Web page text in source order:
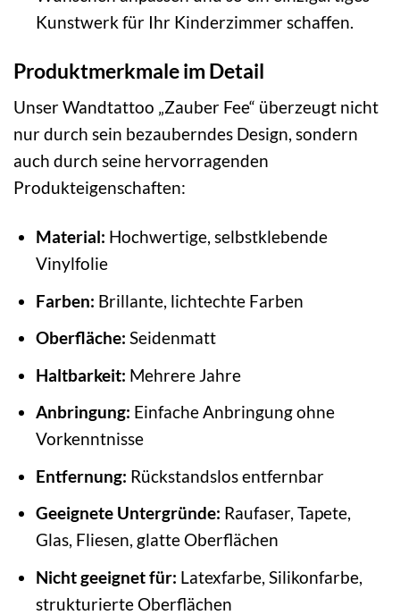
Kunstwerk für Ihr Kinderzimmer schaffen.
Produktmerkmale im Detail
Unser Wandtattoo „Zauber Fee“ überzeugt nicht
nur durch sein bezauberndes Design, sondern
auch durch seine hervorragenden
Produkteigenschaften:
Material: Hochwertige, selbstklebende
Vinylfolie
Farben: Brillante, lichtechte Farben
Oberfläche: Seidenmatt
Haltbarkeit: Mehrere Jahre
Anbringung: Einfache Anbringung ohne
Vorkenntnisse
Entfernung: Rückstandslos entfernbar
Geeignete Untergründe: Raufaser, Tapete,
Glas, Fliesen, glatte Oberflächen
Nicht geeignet für: Latexfarbe, Silikonfarbe,
strukturierte Oberflächen